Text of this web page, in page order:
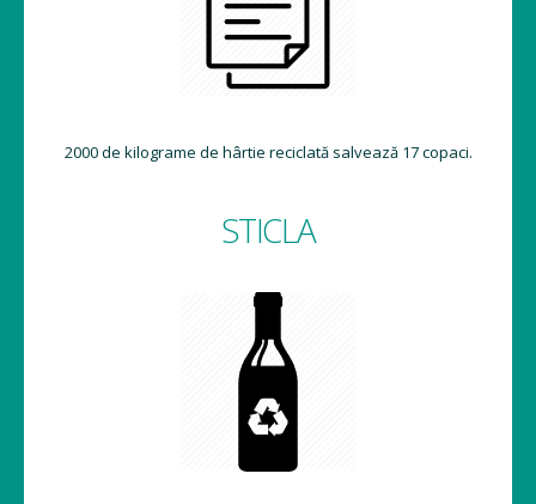
2000 de kilograme de hârtie reciclată salvează 17 copaci.
STICLA